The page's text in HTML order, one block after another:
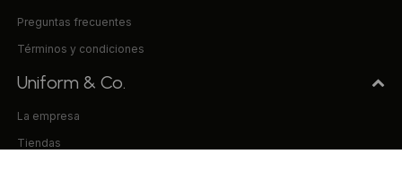
Preguntas frecuentes
Términos y condiciones
Uniform & Co.
La empresa
Tiendas